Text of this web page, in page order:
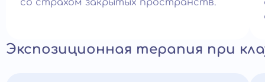
со страхом закрытых пространств.
Экспозиционная терапия при